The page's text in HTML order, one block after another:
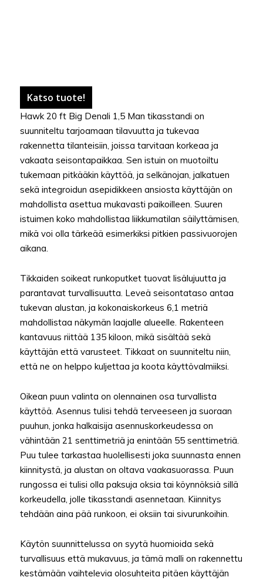
Katso tuote!
Hawk 20 ft Big Denali 1,5 Man tikasstandi on
suunniteltu tarjoamaan tilavuutta ja tukevaa
rakennetta tilanteisiin, joissa tarvitaan korkeaa ja
vakaata seisontapaikkaa. Sen istuin on muotoiltu
tukemaan pitkääkin käyttöä, ja selkänojan, jalkatuen
sekä integroidun asepidikkeen ansiosta käyttäjän on
mahdollista asettua mukavasti paikoilleen. Suuren
istuimen koko mahdollistaa liikkumatilan säilyttämisen,
mikä voi olla tärkeää esimerkiksi pitkien passivuorojen
aikana.
Tikkaiden soikeat runkoputket tuovat lisälujuutta ja
parantavat turvallisuutta. Leveä seisontataso antaa
tukevan alustan, ja kokonaiskorkeus 6,1 metriä
mahdollistaa näkymän laajalle alueelle. Rakenteen
kantavuus riittää 135 kiloon, mikä sisältää sekä
käyttäjän että varusteet. Tikkaat on suunniteltu niin,
että ne on helppo kuljettaa ja koota käyttövalmiiksi.
Oikean puun valinta on olennainen osa turvallista
käyttöä. Asennus tulisi tehdä terveeseen ja suoraan
puuhun, jonka halkaisija asennuskorkeudessa on
vähintään 21 senttimetriä ja enintään 55 senttimetriä.
Puu tulee tarkastaa huolellisesti joka suunnasta ennen
kiinnitystä, ja alustan on oltava vaakasuorassa. Puun
rungossa ei tulisi olla paksuja oksia tai köynnöksiä sillä
korkeudella, jolle tikasstandi asennetaan. Kiinnitys
tehdään aina pää runkoon, ei oksiin tai sivurunkoihin.
Käytön suunnittelussa on syytä huomioida sekä
turvallisuus että mukavuus, ja tämä malli on rakennettu
kestämään vaihtelevia olosuhteita pitäen käyttäjän